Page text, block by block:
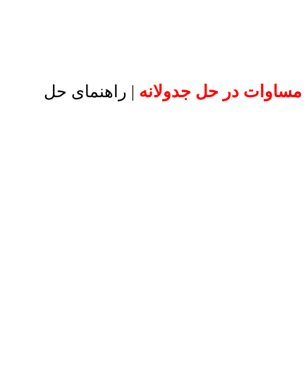
مساوات در حل جدولانه | راهنمای حل